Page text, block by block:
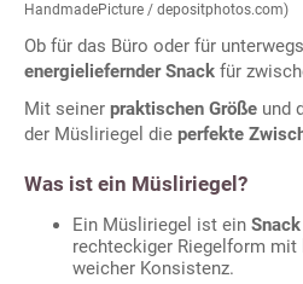
HandmadePicture / depositphotos.com)
Ob für das Büro oder für
energieliefernder Snack für
Mit seiner praktischen Größe und
der Müsliriegel die perfekte
Was ist ein Müsliriegel?
Ein Müsliriegel ist ein
rechteckiger Riegelform mit
weicher Konsistenz.